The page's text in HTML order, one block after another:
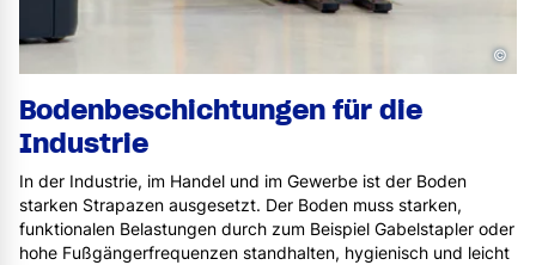
Bodenbeschichtungen für die
Industrie
In der Industrie, im Handel und im Gewerbe ist der Boden
starken Strapazen ausgesetzt. Der Boden muss starken,
funktionalen Belastungen durch zum Beispiel Gabelstapler oder
hohe Fußgängerfrequenzen standhalten, hygienisch und leicht
©